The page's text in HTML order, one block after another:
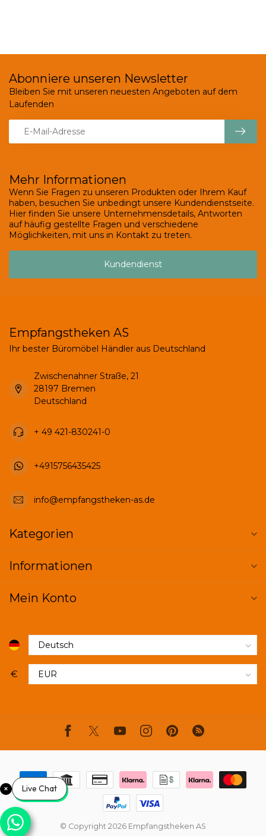
Mehr Informationen
Wenn Sie Fragen zu unseren Produkten oder Ihrem Kauf
haben, besuchen Sie unbedingt unsere Kundendienstseite.
Hier finden Sie unsere Unternehmensdetails, Antworten
auf häufig gestellte Fragen und verschiedene
Möglichkeiten, mit uns in Kontakt zu treten.
Kundendienst
Abonniere unseren Newsletter
Bleiben Sie mit unseren neuesten Angeboten auf dem
Laufenden
Empfangstheken AS
Ihr bester Büromöbel Händler aus Deutschland
Zwischenahner Straße, 21
28197 Bremen
Deutschland
+ 49 421-830241-0
+4915756435425
info@empfangstheken-as.de
Kategorien
Informationen
Mein Konto
€
© Copyright 2026 Empfangstheken AS
Live Chat